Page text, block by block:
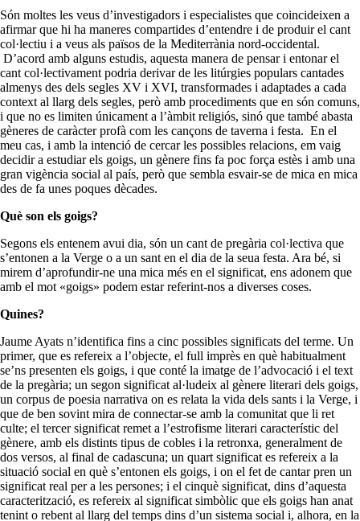
Són moltes les veus d’investigadors i especialistes que coincideixen a
afirmar que hi ha maneres compartides d’entendre i de produir el cant
col·lectiu i a veus als països de la Mediterrània nord-occidental.
D’acord amb alguns estudis, aquesta manera de pensar i entonar el
cant col·lectivament podria derivar de les litúrgies populars cantades
almenys des dels segles XV i XVI, transformades i adaptades a cada
context al llarg dels segles, però amb procediments que en són comuns,
i que no es limiten únicament a l’àmbit religiós, sinó que també abasta
gèneres de caràcter profà com les cançons de taverna i festa. En el
meu cas, i amb la intenció de cercar les possibles relacions, em vaig
decidir a estudiar els goigs, un gènere fins fa poc força estès i amb una
gran vigència social al país, però que sembla esvair-se de mica en mica
des de fa unes poques dècades.
Què son els goigs?
Segons els entenem avui dia, són un cant de pregària col·lectiva que
s’entonen a la Verge o a un sant en el dia de la seua festa. Ara bé, si
mirem d’aprofundir-ne una mica més en el significat, ens adonem que
amb el mot «goigs» podem estar referint-nos a diverses coses.
Quines?
Jaume Ayats n’identifica fins a cinc possibles significats del terme. Un
primer, que es refereix a l’objecte, el full imprès en què habitualment
se’ns presenten els goigs, i que conté la imatge de l’advocació i el text
de la pregària; un segon significat al·ludeix al gènere literari dels goigs,
un corpus de poesia narrativa on es relata la vida dels sants i la Verge, i
que de ben sovint mira de connectar-se amb la comunitat que li ret
culte; el tercer significat remet a l’estrofisme literari característic del
gènere, amb els distints tipus de cobles i la retronxa, generalment de
dos versos, al final de cadascuna; un quart significat es refereix a la
situació social en què s’entonen els goigs, i on el fet de cantar pren un
significat real per a les persones; i el cinquè significat, dins d’aquesta
caracterització, es refereix al significat simbòlic que els goigs han anat
tenint o rebent al llarg del temps dins d’un sistema social i, alhora, en la